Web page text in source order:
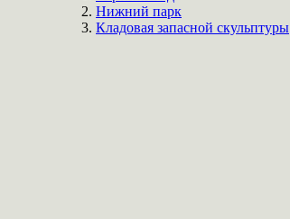
Нижний парк
Кладовая запасной скульптуры